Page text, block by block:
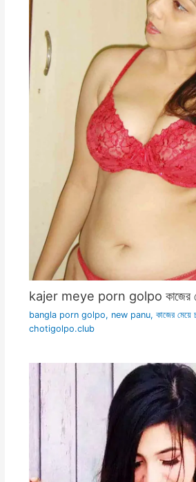
kajer meye porn golpo কাজের
bangla porn golpo, new panu, কাজের মেয়ে
chotigolpo.club